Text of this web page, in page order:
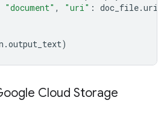
"document" , "uri" : doc_file.uri
.output_text)
Cloud Storage